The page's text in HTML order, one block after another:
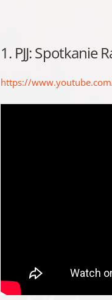
1. PJJ: Spotkanie
https://